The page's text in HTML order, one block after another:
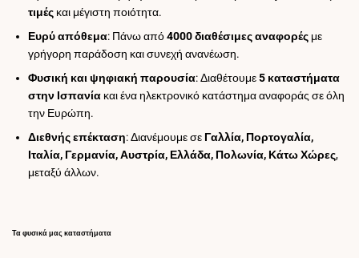
τιμές και μέγιστη ποιότητα.
Ευρύ απόθεμα: Πάνω από4000 διαθέσιμες αναφορές με
γρήγορη παράδοση και συνεχή ανανέωση.
Φυσική και ψηφιακή παρουσία: Διαθέτουμε5 καταστήματα
στην Ισπανία και ένα ηλεκτρονικό κατάστημα αναφοράς σε όλη
την Ευρώπη.
Διεθνής επέκταση: Διανέμουμε σε Γαλλία, Πορτογαλία,
Ιταλία, Γερμανία, Αυστρία, Ελλάδα, Πολωνία, Κάτω Χώρες,
μεταξύ άλλων.
Τα φυσικά μας καταστήματα